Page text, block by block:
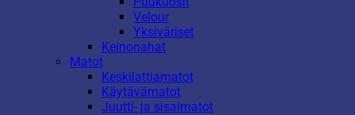
Velour
Yksiväriset
Keinonahat
Matot
Keskilattiamatot
Käytävämatot
Juutti- ja sisalmatot